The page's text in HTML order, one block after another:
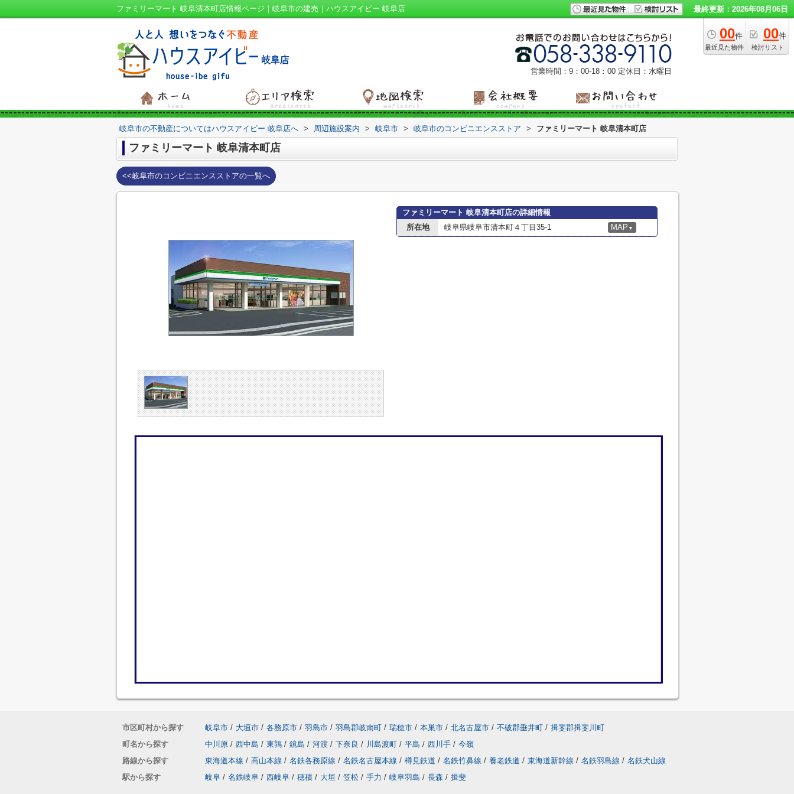
ファミリーマート 岐阜清本町店情報ページ｜岐阜市の建売｜ハウスアイビー 岐阜店 最終更新：2026年08月06日
00件
最近見た物件
00件
検討リスト
営業時間：9：00‐18：00 定休日：水曜日
岐阜市の不動産についてはハウスアイビー 岐阜店へ > 周辺施設案内 > 岐阜市 > 岐阜市のコンビニエンスストア > ファミリーマート 岐阜清本町店
ファミリーマート 岐阜清本町店
<<岐阜市のコンビニエンスストアの一覧へ
ファミリーマート 岐阜清本町店の詳細情報
所在地
岐阜県岐阜市清本町４丁目35-1 MAP ▼
市区町村から探す 岐阜市 / 大垣市 / 各務原市 / 羽島市 / 羽島郡岐南町 / 瑞穂市 / 本巣市 / 北名古屋市 / 不破郡垂井町 / 揖斐郡揖斐川町
町名から探す
中川原 / 西中島 / 東鶉 / 鏡島 / 河渡 / 下奈良 / 川島渡町 / 平島 / 西川手 / 今嶺
路線から探す
東海道本線 / 高山本線 / 名鉄各務原線 / 名鉄名古屋本線 / 樽見鉄道 / 名鉄竹鼻線 / 養老鉄道 / 東海道新幹線 / 名鉄羽島線 / 名鉄犬山線
駅から探す
岐阜 / 名鉄岐阜 / 西岐阜 / 穂積 / 大垣 / 笠松 / 手力 / 岐阜羽島 / 長森 / 揖斐